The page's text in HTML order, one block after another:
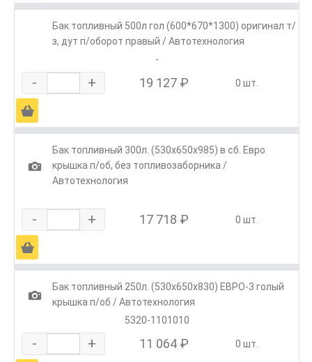
Бак топливный 500л гол (600*670*1300) оригинал т/
з, дут п/оборот правый / Автотехнология
-
- + 19 127 ₽ 0 шт.
Ä
1
Бак топливный 300л. (530х650х985) в сб. Евро
крышка п/об, без топливозаборника /
Автотехнология
- + 17 718 ₽ 0 шт.
Ä
1
Бак топливный 250л. (530х650х830) ЕВРО-3 голый
крышка п/об / Автотехнология
5320-1101010
- + 11 064 ₽ 0 шт.